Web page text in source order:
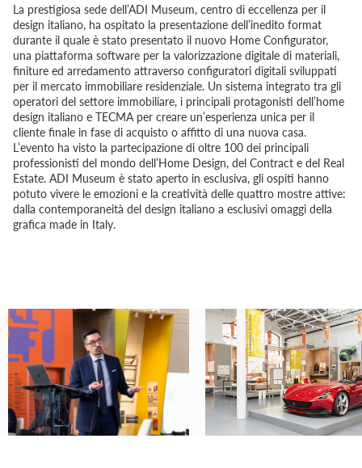
La prestigiosa sede dell’ADI Museum, centro di eccellenza per il
design italiano, ha ospitato la presentazione dell’inedito format
durante il quale è stato presentato il nuovo Home Configurator,
una piattaforma software per la valorizzazione digitale di materiali,
finiture ed arredamento attraverso configuratori digitali sviluppati
per il mercato immobiliare residenziale. Un sistema integrato tra gli
operatori del settore immobiliare, i principali protagonisti dell’home
design italiano e TECMA per creare un’esperienza unica per il
cliente finale in fase di acquisto o affitto di una nuova casa.
L’evento ha visto la partecipazione di oltre 100 dei principali
professionisti del mondo dell’Home Design, del Contract e del Real
Estate. ADI Museum è stato aperto in esclusiva, gli ospiti hanno
potuto vivere le emozioni e la creatività delle quattro mostre attive:
dalla contemporaneità del design italiano a esclusivi omaggi della
grafica made in Italy.